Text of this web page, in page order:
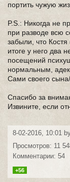
портить чужую
P.S.: Никогда не
при разводе всю
забыли, что
итоге у него два
посещений
нормальным,
Сами своего
Спасибо за
Извините, если
8-02-2016, 10:01
Просмотров: 11
Комментарии: 54
+56